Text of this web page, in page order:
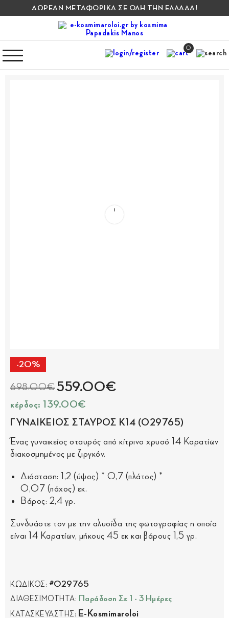
ΔΩΡΕΑΝ ΜΕΤΑΦΟΡΙΚΑ ΣΕ ΟΛΗ ΤΗΝ ΕΛΛΑΔΑ!
0
-20%
698.00€559.00€
κέρδος: 139.00€
ΓΥΝΑΙΚΕΙΟΣ ΣΤΑΥΡΟΣ Κ14 (029765)
Ένας γυναικείος σταυρός από κίτρινο χρυσό 14 Καρατίων
διακοσμημένος με ζιργκόν.
Διάσταση: 1,2 (ύψος) * 0,7 (πλάτος) *
0,07 (πάχος) εκ.
Βάρος: 2,4 γρ.
Συνδυάστε τον με την αλυσίδα της φωτογραφίας η οποία
είναι 14 Καρατίων, μήκους 45 εκ και βάρους 1,5 γρ.
ΚΩΔΙΚΟΣ: #029765
ΔΙΑΘΕΣΙΜΟΤΗΤΑ: Παράδοση Σε 1 - 3 Ημέρες
ΚΑΤΑΣΚΕΥΑΣΤΗΣ: E-Kosmimaroloi